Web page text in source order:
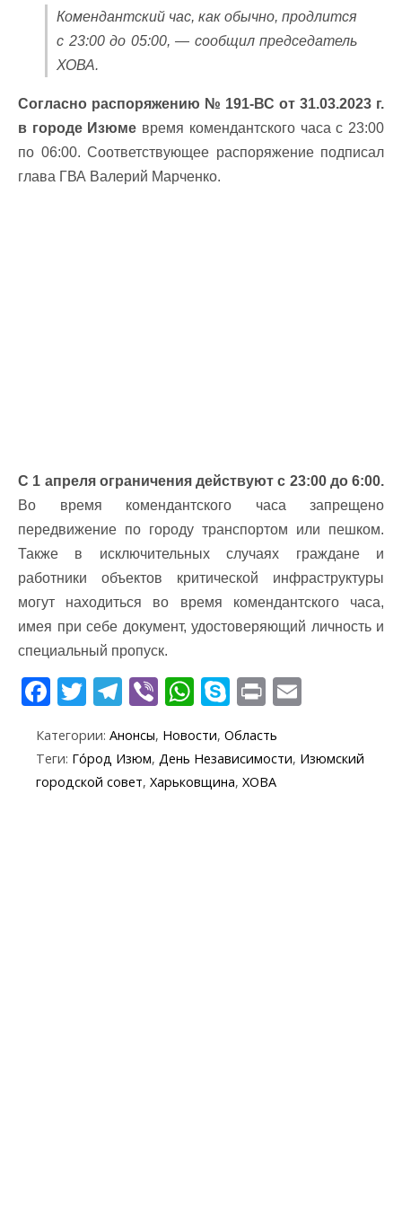
Комендантский час, как обычно, продлится
с 23:00 до 05:00, — сообщил председатель
ХОВА.
Согласно распоряжению № 191-ВС от 31.03.2023 г.
в городе Изюме время комендантского часа с 23:00
по 06:00. Соответствующее распоряжение подписал
глава ГВА Валерий Марченко.
С 1 апреля ограничения действуют с 23:00 до 6:00.
Во время комендантского часа запрещено
передвижение по городу транспортом или пешком.
Также в исключительных случаях граждане и
работники объектов критической инфраструктуры
могут находиться во время комендантского часа,
имея при себе документ, удостоверяющий личность и
специальный пропуск.
F
e
b
T
itt
er
T
e
gr
Vi
er
W
at
s
S
k
y
p
Pr
t ai
Категории: Анонсы, Новости, Область
Теги: Го́род Изюм, День Независимости, Изюмский
городской совет, Харьковщина, ХОВА